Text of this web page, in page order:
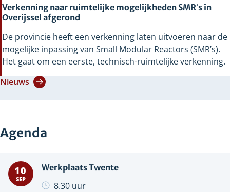
Verkenning naar ruimtelijke mogelijkheden SMR’s in
Overijssel afgerond
De provincie heeft een verkenning laten uitvoeren naar de
mogelijke inpassing van Small Modular Reactors (SMR’s).
Het gaat om een eerste, technisch-ruimtelijke verkenning.
Nieuws
Agenda
Werkplaats Twente
10
September
SEP
8.30 uur